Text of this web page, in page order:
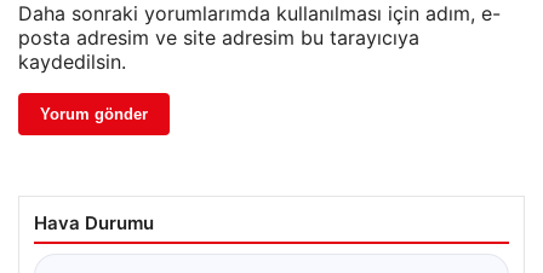
Daha sonraki yorumlarımda kullanılması için adım, e-
posta adresim ve site adresim bu tarayıcıya
kaydedilsin.
Hava Durumu